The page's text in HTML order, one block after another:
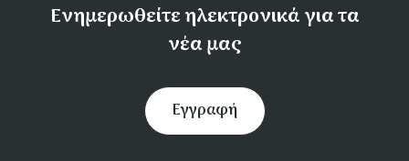
Ενημερωθείτε ηλεκτρονικά για τα
νέα μας
Εγγραφή